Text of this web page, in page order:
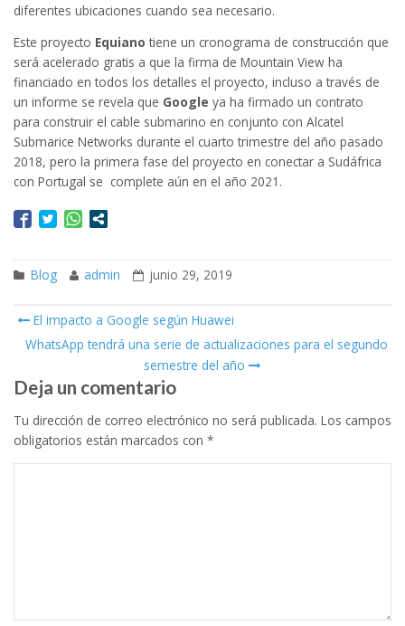
diferentes ubicaciones cuando sea necesario.
Este proyecto Equiano tiene un cronograma de construcción que
será acelerado gratis a que la firma de Mountain View ha
financiado en todos los detalles el proyecto, incluso a través de
un informe se revela que Google ya ha firmado un contrato
para construir el cable submarino en conjunto con Alcatel
Submarice Networks durante el cuarto trimestre del año pasado
2018, pero la primera fase del proyecto en conectar a Sudáfrica
con Portugal se complete aún en el año 2021.
Blog admin junio 29, 2019
Post navigation
El impacto a Google según Huawei
WhatsApp tendrá una serie de actualizaciones para el segundo
semestre del año
Deja un comentario
Tu dirección de correo electrónico no será publicada. Los campos
obligatorios están marcados con *